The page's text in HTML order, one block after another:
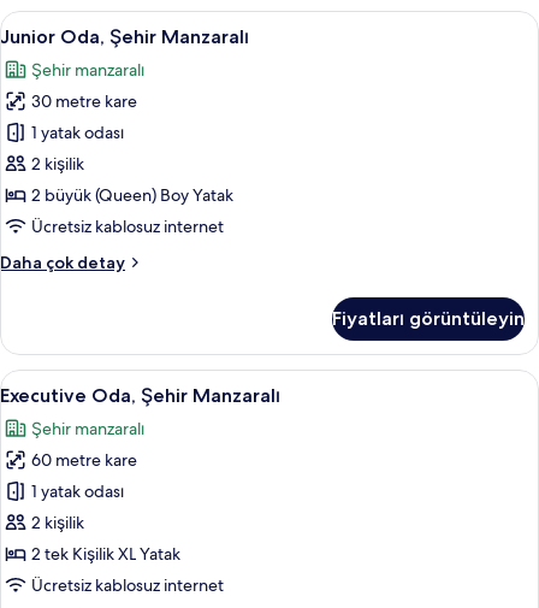
daha
fazla
Junior
Oda,
Şehir
Manzaralı
için
tüm
fotoğrafları
görün
Junior Oda, Şehir Manzaralı |
6
Junior Oda, Şehir Manzaralı
Şehir manzaralı
30 metre kare
1 yatak odası
2 kişilik
2 büyük (Queen) Boy Yatak
Ücretsiz kablosuz internet
Daha çok detay
Junior
hakkında
daha
fazla
Fiyatları görüntüleyin
Executive
Oda,
Şehir
Manzaralı
için
tüm
fotoğrafları
görün
Kuştüyü yorgan, minibar, odada kasa,
5
Executive Oda, Şehir Manzaralı
Şehir manzaralı
60 metre kare
1 yatak odası
2 kişilik
2 tek Kişilik XL Yatak
Ücretsiz kablosuz internet